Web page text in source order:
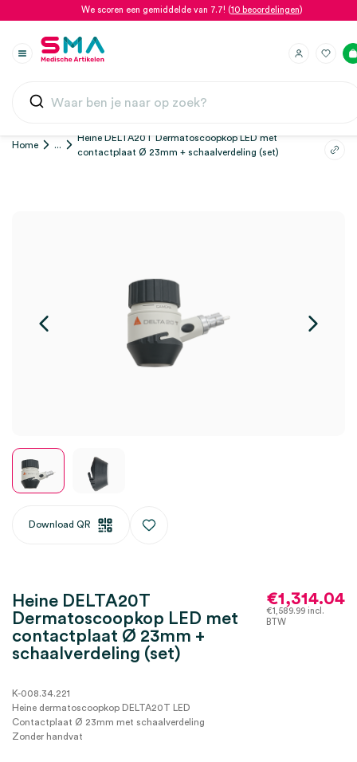
We scoren een gemiddelde van 7.7! (10 beoordelingen)
Home ...
Heine DELTA20T Dermatoscoopkop LED met
contactplaat Ø 23mm + schaalverdeling (set)
Download QR
Heine DELTA20T
Dermatoscoopkop LED met
contactplaat Ø 23mm +
schaalverdeling (set)
€1,314.04
€1,589.99 incl.
BTW
K-008.34.221
Heine dermatoscoopkop DELTA20T LED
Contactplaat Ø 23mm met schaalverdeling
Zonder handvat